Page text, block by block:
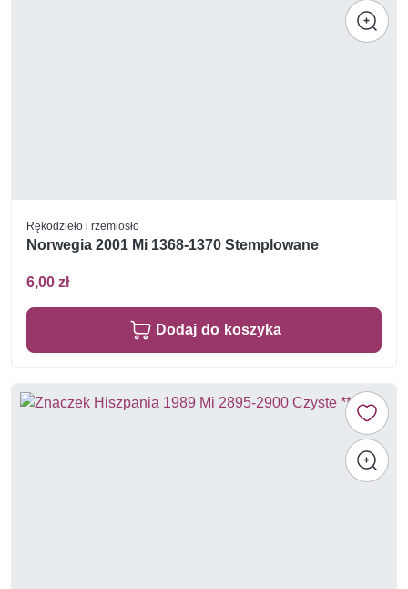
Rękodzieło i rzemiosło
Norwegia 2001 Mi 1368-1370 Stemplowane
6,00 zł
Dodaj do koszyka